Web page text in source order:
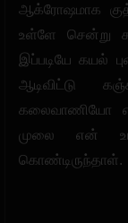
ஆக்ரோஷமாக
உள்ளே சென்று
இப்படியே கயல்
ஆடிவிட்டு
கலைவாணியோ
முலை என்
கொண்டிருந்தாள்.